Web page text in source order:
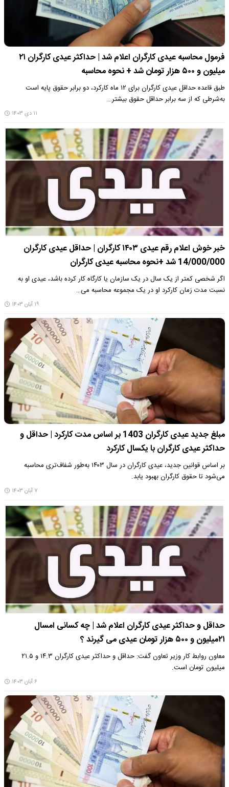
فرمول محاسبه عیدی کارگران اعلام شد | حداکثر عیدی کارگران ۲۱
میلیون و ۵۰۰ هزار تومان شد + نحوه محاسبه
طبق قاعده حداقل عیدی کارگران برای ۱۲ ماه کارکرد، دو برابر حقوق پایه است
به‌شرطی که از سه برابر حداقل حقوق بیشتر…
۱۱ دی ۱۴۰۳
خبر خوش اعلام رقم عیدی ۱۴۰۳ کارگران | حداقل عیدی کارگران
14/000/000 شد +نحوه محاسبه عیدی کارگران
اگر شخصی کمتر از یک سال در یک سازمان یا کارگاه کار کرده باشد، عیدی او به
نسبت مدت زمان کارکرد او در یک مجموعه محاسبه می…
۱۹ آبان ۱۴۰۳
مبلغ جدید عیدی کارگران 1403 بر اساس مدت کارکرد | حداقل و
حداکثر عیدی کارگران با یکسال کارکرد
بر اساس قوانین جدید، عیدی کارگران در سال ۱۴۰۳ به‌طور شفاف‌تری محاسبه
می‌شود تا حقوق کارگران بهبود یابد.
۷ آبان ۱۴۰۳
حداقل و حداکثر عیدی کارگران اعلام شد | چه کسانی امسال
۲۱میلیون و ۵۰۰ هزار تومان عیدی می گیرند ؟
معاون روابط کار وزیر تعاون گفت: حداقل و حداکثر عیدی کارگران ۱۴.۳ و ۲۱.۵
میلیون تومان است.
۶ آبان ۱۴۰۳